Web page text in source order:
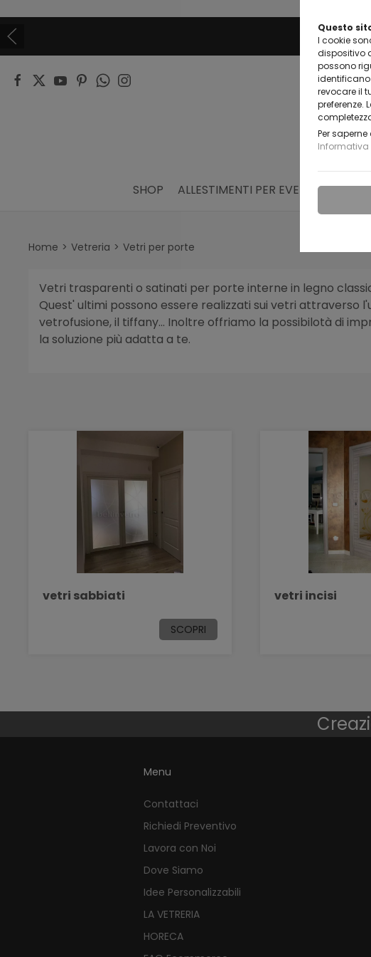
Questo
I cookie
dispositivo
possono
identificano
revocare il
preferenze.
Per
VUOI
SHOP ALLESTIMENTI PER EVENTI IDEE
Home Vetreria Vetri per porte
Vetri trasparenti o satinati per porte interne in legno
Quest' ultimi possono essere realizzati sui vetri attraverso
vetrofusione, il tiffany... Inoltre offriamo la possibilotà di
la soluzione più adatta a te.
vetri sabbiati
SCOPRI
vetri incisi
Menu
Contattaci
Richiedi Preventivo
Lavora con Noi
Dove Siamo
Idee Personalizzabili
LA VETRERIA
HORECA